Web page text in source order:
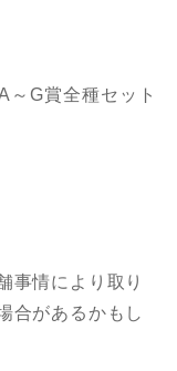
～G賞全種セット
事情により取り
合があるかもし